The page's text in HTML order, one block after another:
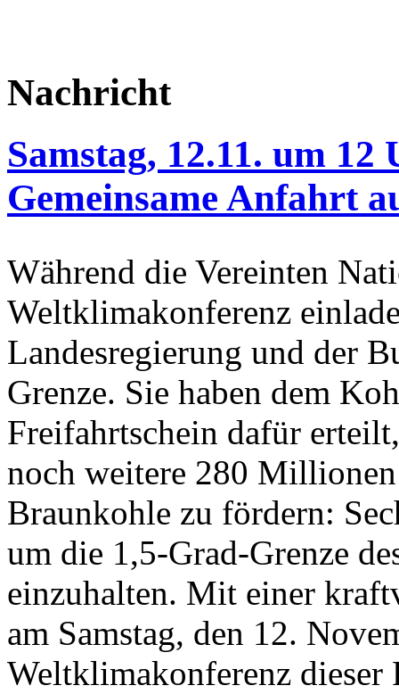
Nachricht
Samstag, 12.11. um
Gemeinsame Anfahrt
Während die Vereinten
Weltklimakonferenz
Landesregierung und der
Grenze. Sie haben dem
Freifahrtschein dafür
noch weitere 280
Braunkohle zu fördern:
um die 1,5-Grad-Grenze
einzuhalten. Mit einer
am Samstag, den 12.
Weltklimakonferenz dieser